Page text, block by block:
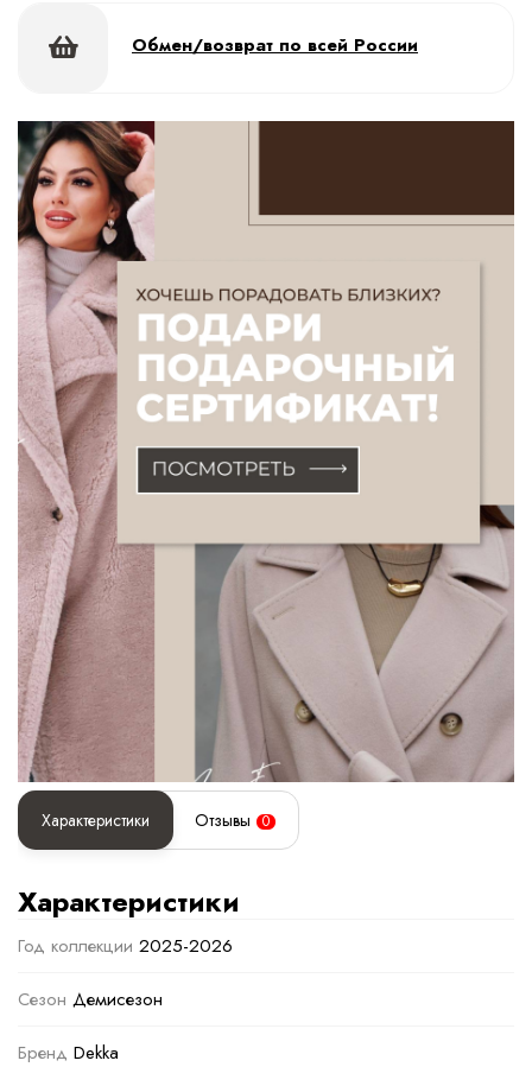
Обмен/возврат по всей России
Характеристики Отзывы 0
Характеристики
Год коллекции 2025-2026
Сезон Демисезон
Бренд Dekka